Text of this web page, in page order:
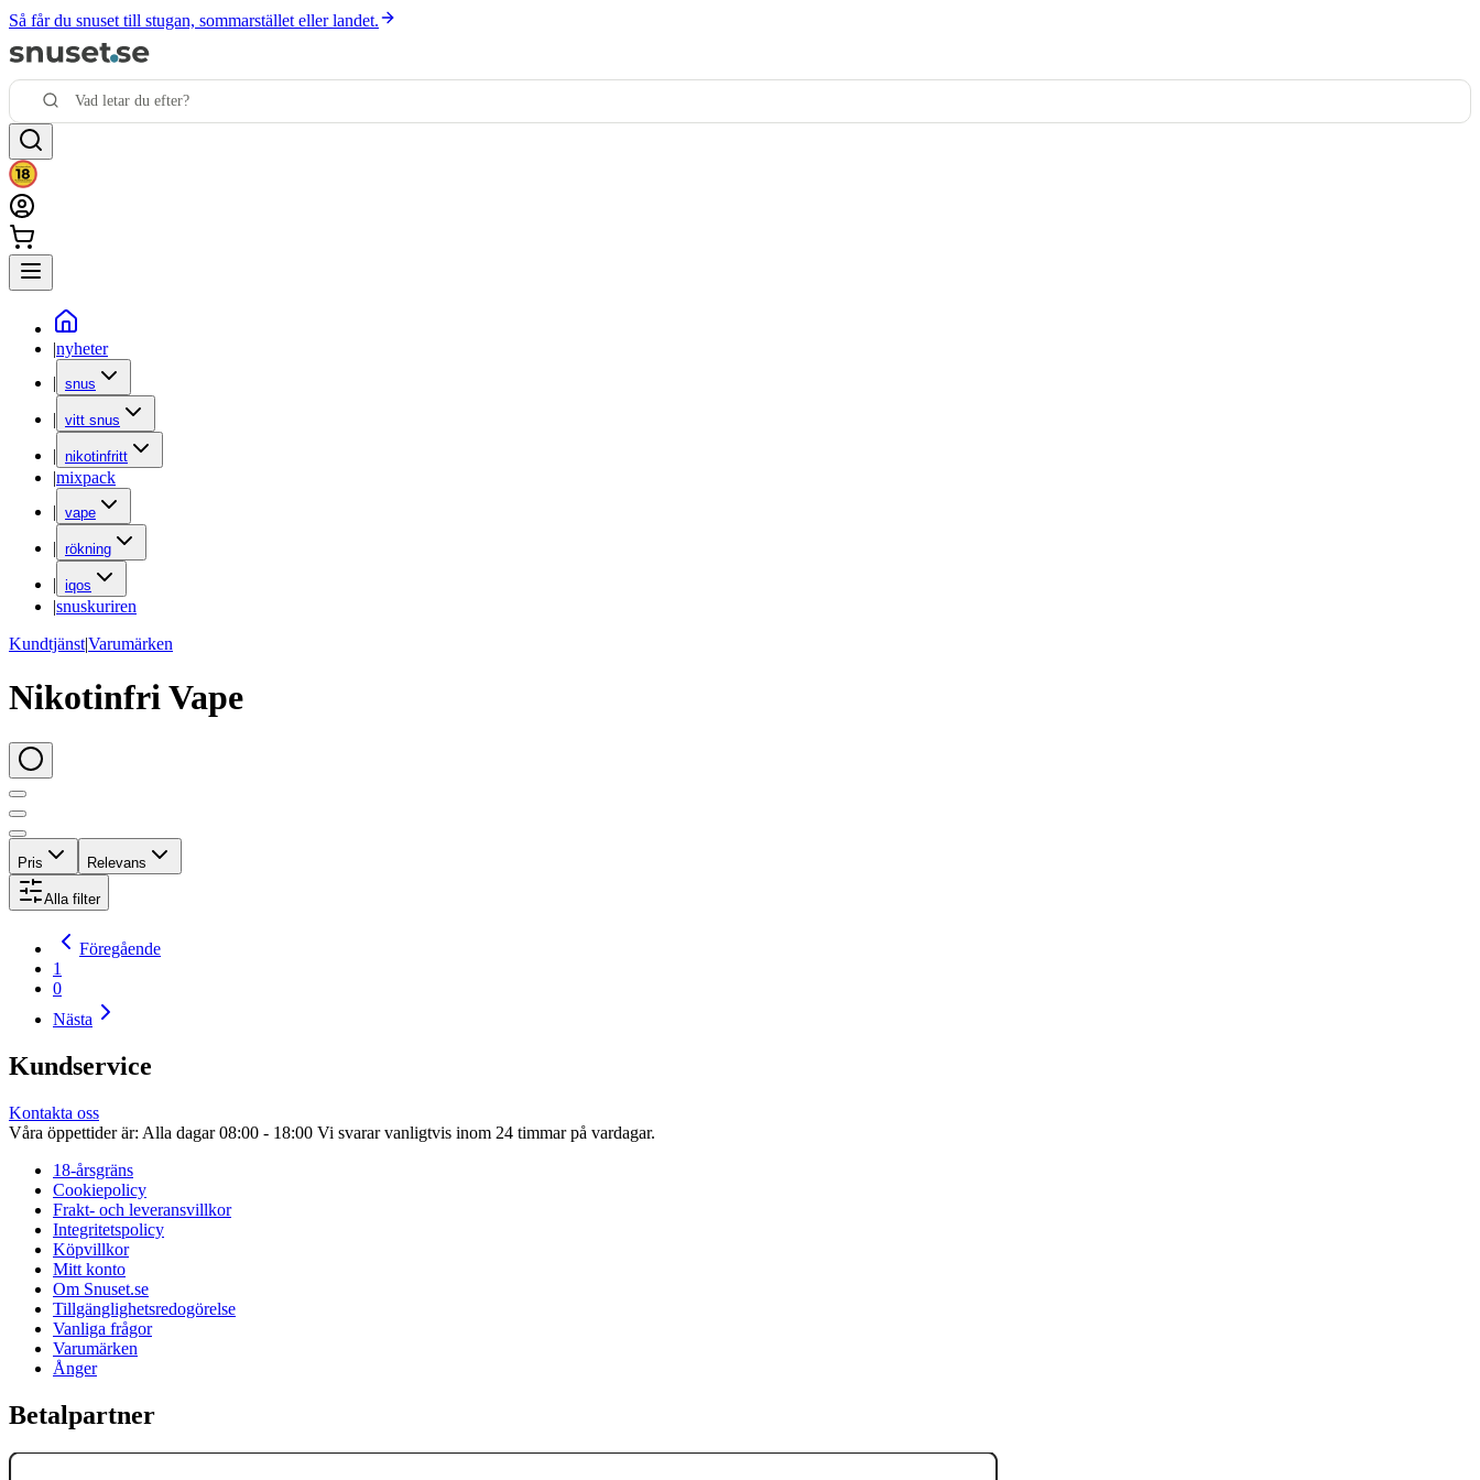
Så får du snuset till stugan, sommarstället eller landet.
|nyheter
| snus
| vitt snus
| nikotinfritt
|mixpack
| vape
| rökning
| iqos
|snuskuriren
Kundtjänst|Varumärken
Nikotinfri Vape
Pris Relevans
Alla filter
Föregående
1
0
Nästa
Kundservice
Kontakta oss
Våra öppettider är: Alla dagar 08:00 - 18:00 Vi svarar vanligtvis inom 24 timmar på vardagar.
18-årsgräns
Cookiepolicy
Frakt- och leveransvillkor
Integritetspolicy
Köpvillkor
Mitt konto
Om Snuset.se
Tillgänglighetsredogörelse
Vanliga frågor
Varumärken
Ånger
Betalpartner